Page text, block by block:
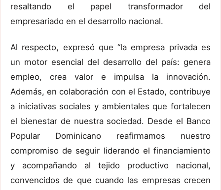
resaltando el papel transformador del
empresariado en el desarrollo nacional.
Al respecto, expresó que “la empresa privada es
un motor esencial del desarrollo del país: genera
empleo, crea valor e impulsa la innovación.
Además, en colaboración con el Estado, contribuye
a iniciativas sociales y ambientales que fortalecen
el bienestar de nuestra sociedad. Desde el Banco
Popular Dominicano reafirmamos nuestro
compromiso de seguir liderando el financiamiento
y acompañando al tejido productivo nacional,
convencidos de que cuando las empresas crecen